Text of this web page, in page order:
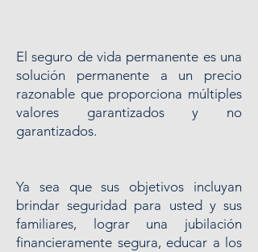
El seguro de vida permanente es una
solución permanente a un precio
razonable que proporciona múltiples
valores garantizados y no
garantizados.
Ya sea que sus objetivos incluyan
brindar seguridad para usted y sus
familiares, lograr una jubilación
financieramente segura, educar a los